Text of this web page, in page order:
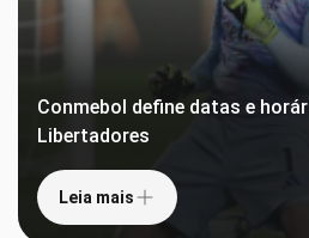
Conmebol define datas e
Libertadores
Leia mais